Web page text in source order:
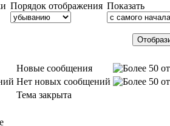
Порядок отображения Показать
Новые сообщения
Нет новых сообщений
Тема закрыта